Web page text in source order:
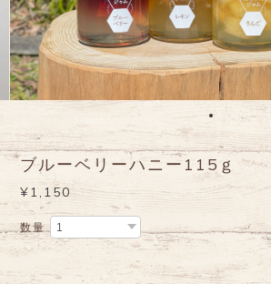
ブルーベリーハニー115ｇ
¥1,150
数量